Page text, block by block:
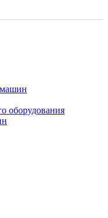
оборудования